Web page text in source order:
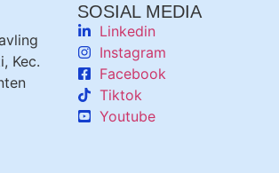
Kec.
SOSIAL MEDIA
Linkedin
Instagram
Facebook
Tiktok
Youtube